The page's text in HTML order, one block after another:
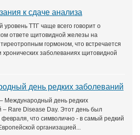
к сдаче анализа
ТТГ чаще всего говорит о
ответе щитовидной железы на
гормоном, что встречается
хронических заболеваниях щитовидной
день редких заболеваний
Международный день редких
– Rare Disease Day. Этот день был
что символично - в самый редкий
организацией...